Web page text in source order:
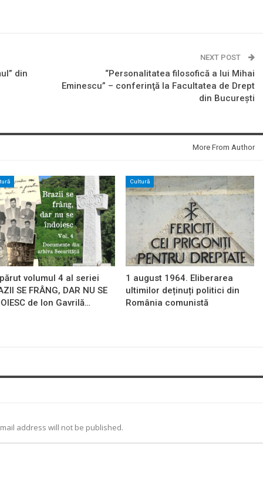
din
NEXT POST
“Personalitatea filosofică a lui Mihai
Eminescu” – conferinţă la Facultatea de Drept
din Bucureşti
More From Author
volumul 4 al seriei
SE FRÂNG, DAR NU SE
de Ion Gavrilă…
Cultură
1 august 1964. Eliberarea
ultimilor deținuți politici din
România comunistă
address will not be published.